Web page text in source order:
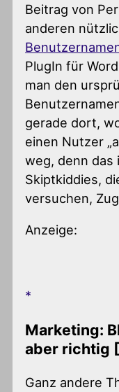
Beitrag von
anderen
PlugIn für
man den
gerade dort,
einen Nutzer
weg, denn das
Skiptkiddies,
versuchen,
Anzeige:
Marketing:
aber richtig
Ganz andere